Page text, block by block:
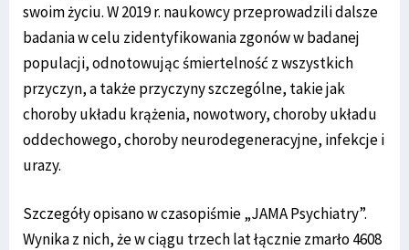
swoim życiu. W 2019 r. naukowcy przeprowadzili dalsze
badania w celu zidentyfikowania zgonów w badanej
populacji, odnotowując śmiertelność z wszystkich
przyczyn, a także przyczyny szczególne, takie jak
choroby układu krążenia, nowotwory, choroby układu
oddechowego, choroby neurodegeneracyjne, infekcje i
urazy.
Szczegóły opisano w czasopiśmie „JAMA Psychiatry”.
Wynika z nich, że w ciągu trzech lat łącznie zmarło 4608